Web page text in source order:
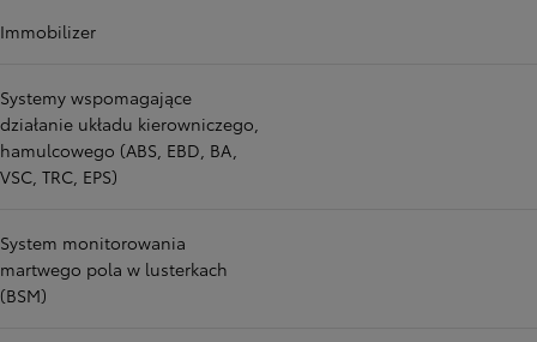
Immobilizer
Systemy wspomagające
działanie układu kierowniczego,
hamulcowego (ABS, EBD, BA,
VSC, TRC, EPS)
System monitorowania
martwego pola w lusterkach
(BSM)